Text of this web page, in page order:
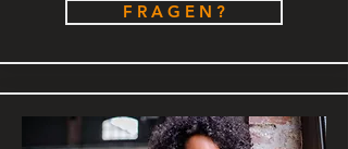
F R A G E N ?